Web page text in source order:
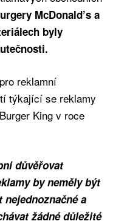
McDonald’s a
byly
reklamní
týkající se reklamy
King v roce
důvěřovat
by neměly být
nejednoznačné a
žádné důležité